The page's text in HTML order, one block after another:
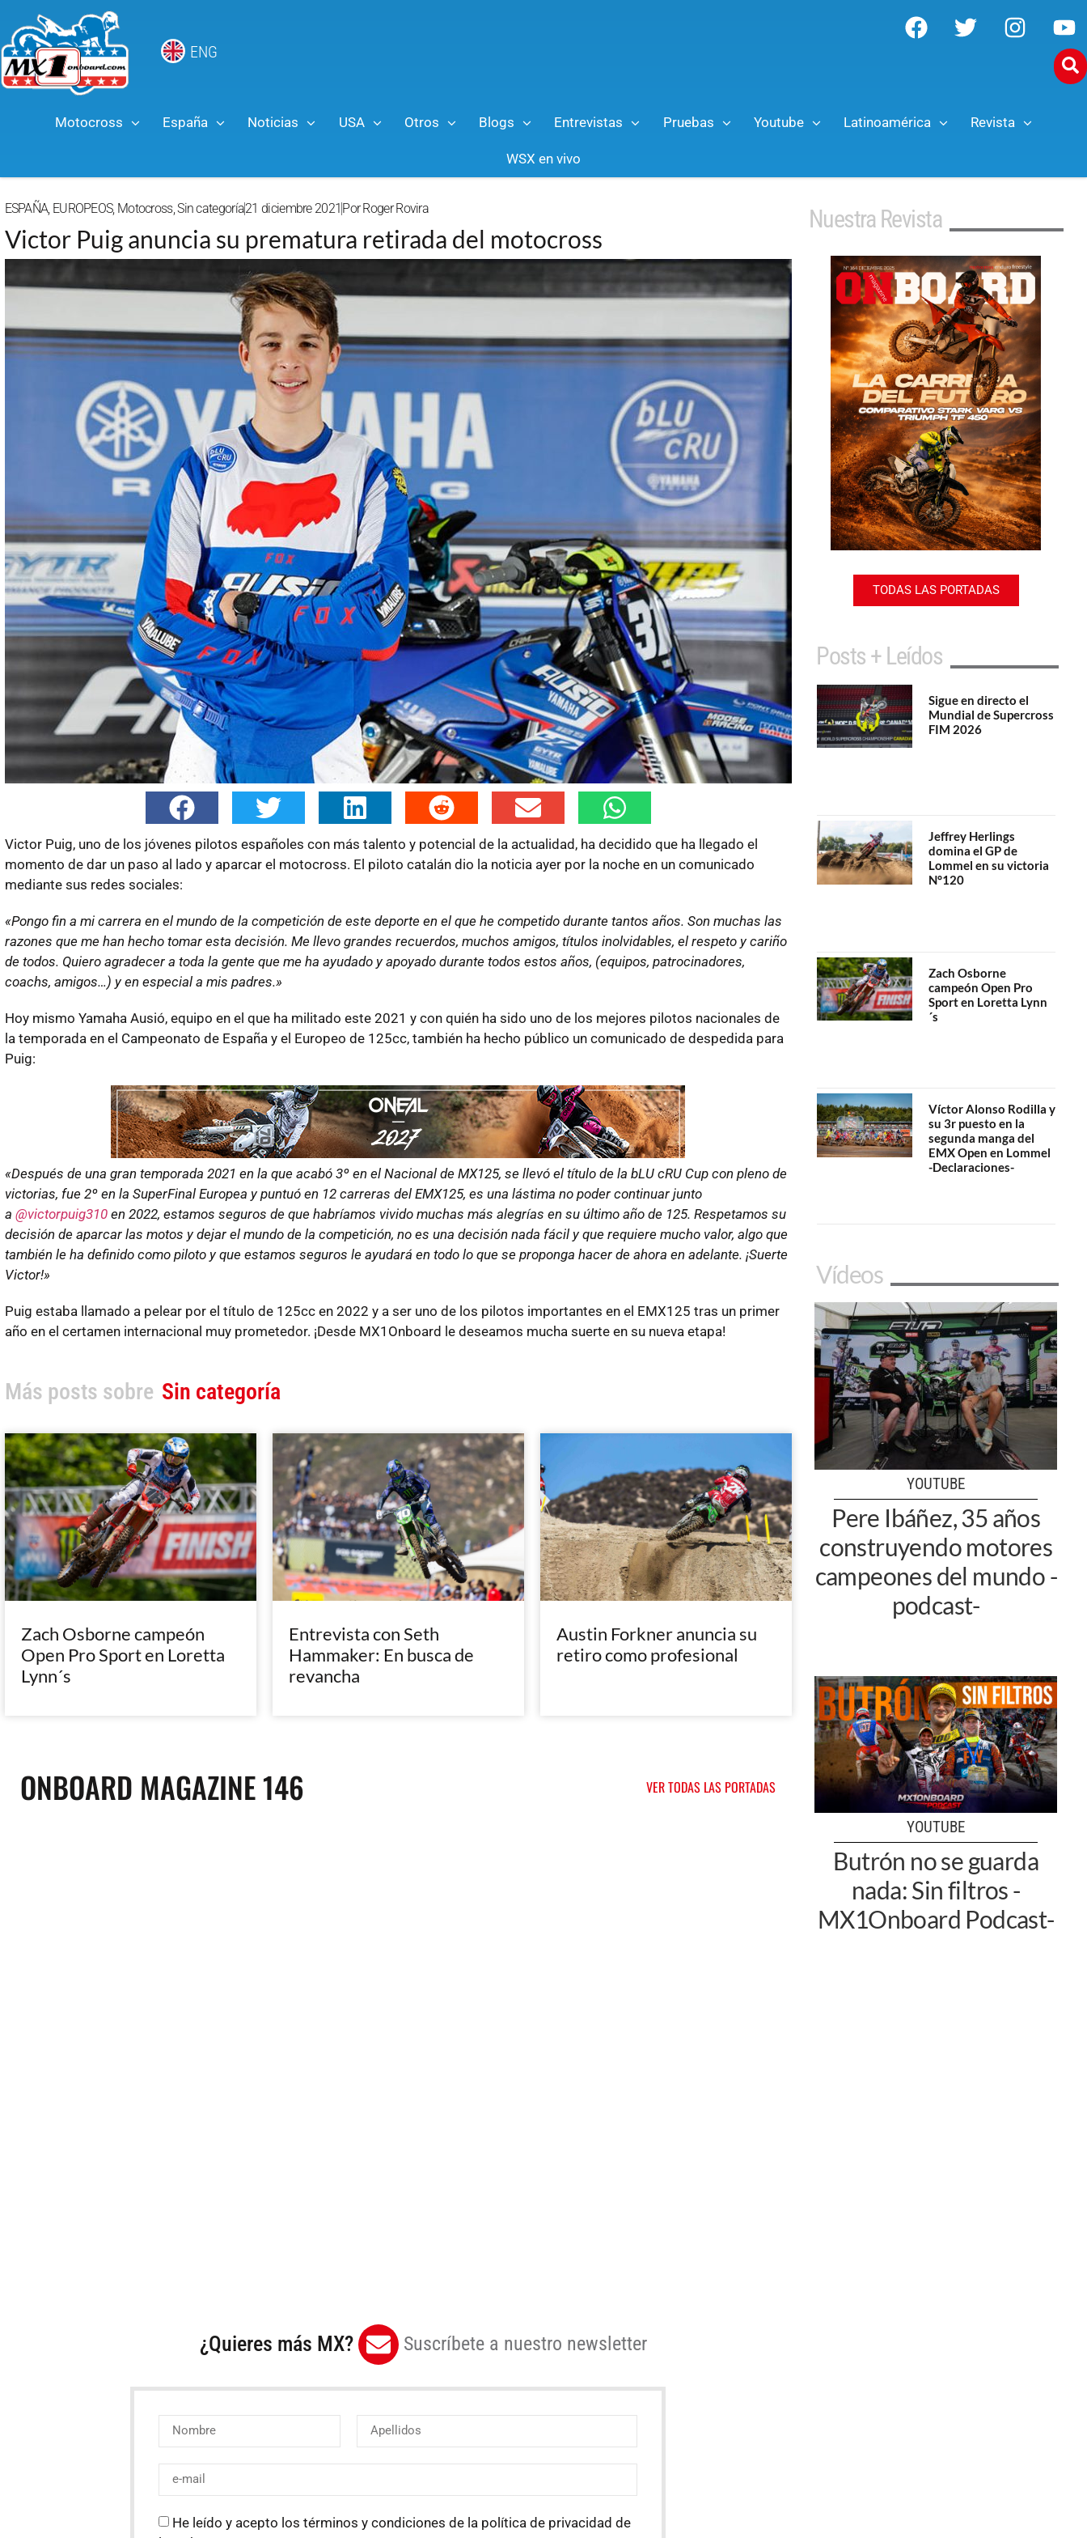
ENG
Motocross España Noticias USA Otros Blogs Entrevistas Pruebas Youtube Latinoamérica Revista
WSX en vivo
ESPAÑA, EUROPEOS, Motocross,Sin categoría21 diciembre 2021 PorRoger Rovira
Victor Puig anuncia su prematura retirada del motocross
Victor Puig, uno de los jóvenes pilotos españoles con más talento y potencial de la actualidad, ha decidido que ha llegado el
momento de dar un paso al lado y aparcar el motocross. El piloto catalán dio la noticia ayer por la noche en un comunicado
mediante sus redes sociales:
«Pongo fin a mi carrera en el mundo de la competición de este deporte en el que he competido durante tantos años. Son muchas las
razones que me han hecho tomar esta decisión. Me llevo grandes recuerdos, muchos amigos, títulos inolvidables, el respeto y cariño
de todos. Quiero agradecer a toda la gente que me ha ayudado y apoyado durante todos estos años, (equipos, patrocinadores,
coachs, amigos…) y en especial a mis padres.»
Hoy mismo Yamaha Ausió, equipo en el que ha militado este 2021 y con quién ha sido uno de los mejores pilotos nacionales de
la temporada en el Campeonato de España y el Europeo de 125cc, también ha hecho público un comunicado de despedida para
Puig:
«Después de una gran temporada 2021 en la que acabó 3º en el Nacional de MX125, se llevó el título de la bLU cRU Cup con pleno de
victorias, fue 2º en la SuperFinal Europea y puntuó en 12 carreras del EMX125, es una lástima no poder continuar junto
a @victorpuig310en 2022, estamos seguros de que habríamos vivido muchas más alegrías en su último año de 125. Respetamos su
decisión de aparcar las motos y dejar el mundo de la competición, no es una decisión nada fácil y que requiere mucho valor, algo que
también le ha definido como piloto y que estamos seguros le ayudará en todo lo que se proponga hacer de ahora en adelante. ¡Suerte
Victor!»
Puig estaba llamado a pelear por el título de 125cc en 2022 y a ser uno de los pilotos importantes en el EMX125 tras un primer
año en el certamen internacional muy prometedor. ¡Desde MX1Onboard le deseamos mucha suerte en su nueva etapa!
Más posts sobre Sin categoría
Zach Osborne campeón
Open Pro Sport en Loretta
Lynn´s
Entrevista con Seth
Hammaker: En busca de
revancha
Austin Forkner anuncia su
retiro como profesional
ONBOARD MAGAZINE 146 VER TODAS LAS PORTADAS
¿Quieres más MX? Suscríbete a nuestro newsletter
He leído y acepto los términos y condiciones de la política de privacidad de
Nuestra Revista
TODAS LAS PORTADAS
Posts + Leídos
Sigue en directo el
Mundial de Supercross
FIM 2026
Jeffrey Herlings
domina el GP de
Lommel en su victoria
N°120
Zach Osborne
campeón Open Pro
Sport en Loretta Lynn
´s
Víctor Alonso Rodilla y
su 3r puesto en la
segunda manga del
EMX Open en Lommel
-Declaraciones-
Vídeos
YOUTUBE
Pere Ibáñez, 35 años
construyendo motores
campeones del mundo -
podcast-
YOUTUBE
Butrón no se guarda
nada: Sin filtros -
MX1Onboard Podcast-